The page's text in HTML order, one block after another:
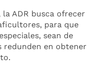
ADR busca ofrecer
para que
sean de
redunden en obtener